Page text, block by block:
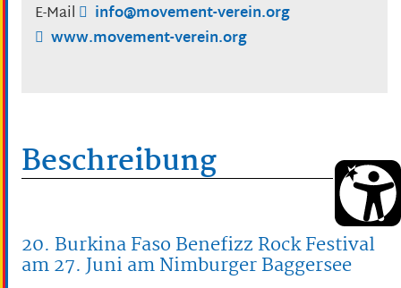
E-Mail
info@movement-verein.org
www.movement-verein.org
Beschreibung
20. Burkina Faso Benefizz Rock Festival
am 27. Juni am Nimburger Baggersee